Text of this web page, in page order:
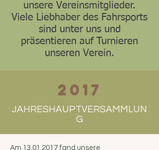
unsere Vereinsmitglieder.
Viele Liebhaber des Fahrsports
sind unter uns und
präsentieren auf Turnieren
unseren Verein.
Kutsche: Jeder, der das Pferd
2017
JAHRESHAUPTVERSAMMLUN
G
Am 13.01.2017 fand unsere